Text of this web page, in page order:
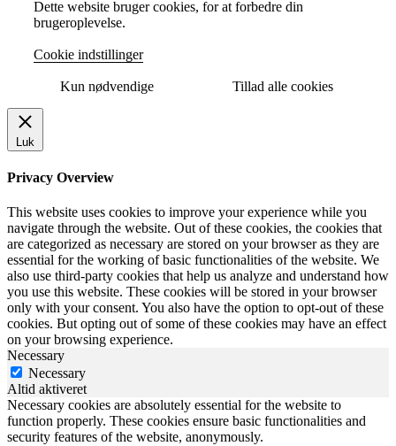
Dette website bruger cookies, for at forbedre din
brugeroplevelse.
Cookie indstillinger
Kun nødvendige Tillad alle cookies
Luk
Privacy Overview
This website uses cookies to improve your experience while you
navigate through the website. Out of these cookies, the cookies that
are categorized as necessary are stored on your browser as they are
essential for the working of basic functionalities of the website. We
also use third-party cookies that help us analyze and understand how
you use this website. These cookies will be stored in your browser
only with your consent. You also have the option to opt-out of these
cookies. But opting out of some of these cookies may have an effect
on your browsing experience.
Necessary
Necessary
Altid aktiveret
Necessary cookies are absolutely essential for the website to
function properly. These cookies ensure basic functionalities and
security features of the website, anonymously.